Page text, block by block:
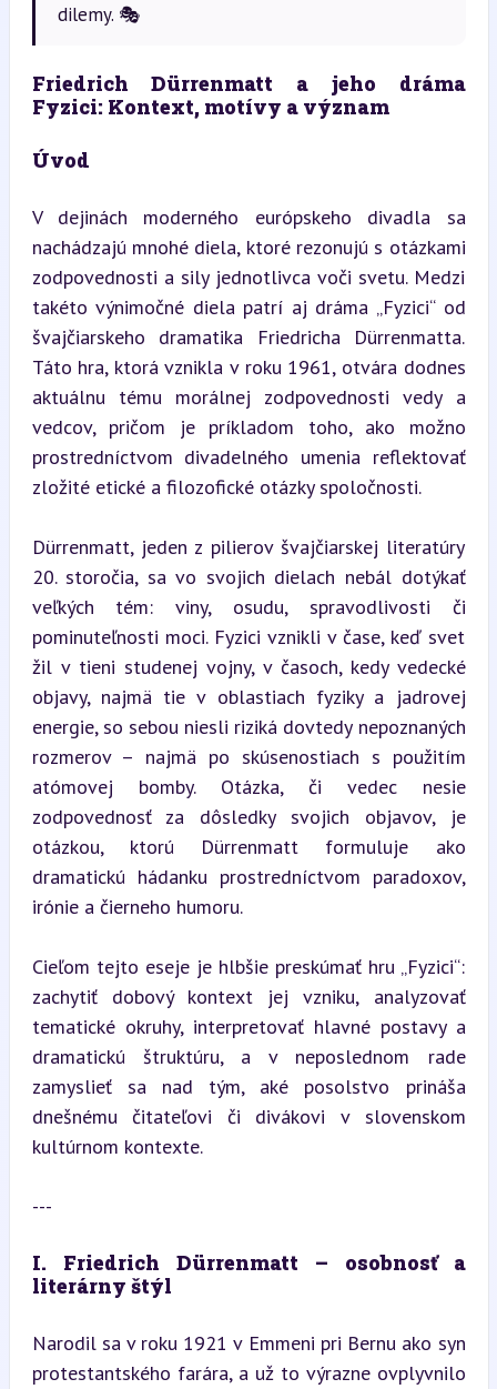
dilemy. 🎭
Friedrich Dürrenmatt a jeho dráma
Fyzici: Kontext, motívy a význam
Úvod
V dejinách moderného európskeho divadla sa
nachádzajú mnohé diela, ktoré rezonujú s otázkami
zodpovednosti a sily jednotlivca voči svetu. Medzi
takéto výnimočné diela patrí aj dráma „Fyzici“ od
švajčiarskeho dramatika Friedricha Dürrenmatta.
Táto hra, ktorá vznikla v roku 1961, otvára dodnes
aktuálnu tému morálnej zodpovednosti vedy a
vedcov, pričom je príkladom toho, ako možno
prostredníctvom divadelného umenia reflektovať
zložité etické a filozofické otázky spoločnosti.
Dürrenmatt, jeden z pilierov švajčiarskej literatúry
20. storočia, sa vo svojich dielach nebál dotýkať
veľkých tém: viny, osudu, spravodlivosti či
pominuteľnosti moci. Fyzici vznikli v čase, keď svet
žil v tieni studenej vojny, v časoch, kedy vedecké
objavy, najmä tie v oblastiach fyziky a jadrovej
energie, so sebou niesli riziká dovtedy nepoznaných
rozmerov – najmä po skúsenostiach s použitím
atómovej bomby. Otázka, či vedec nesie
zodpovednosť za dôsledky svojich objavov, je
otázkou, ktorú Dürrenmatt formuluje ako
dramatickú hádanku prostredníctvom paradoxov,
irónie a čierneho humoru.
Cieľom tejto eseje je hlbšie preskúmať hru „Fyzici“:
zachytiť dobový kontext jej vzniku, analyzovať
tematické okruhy, interpretovať hlavné postavy a
dramatickú štruktúru, a v neposlednom rade
zamyslieť sa nad tým, aké posolstvo prináša
dnešnému čitateľovi či divákovi v slovenskom
kultúrnom kontexte.
---
I. Friedrich Dürrenmatt – osobnosť a
literárny štýl
Narodil sa v roku 1921 v Emmeni pri Bernu ako syn
protestantského farára, a už to výrazne ovplyvnilo